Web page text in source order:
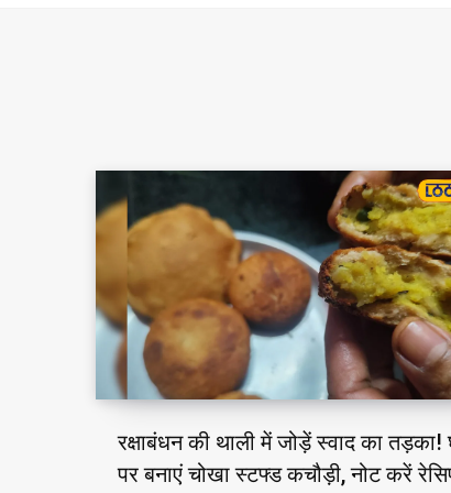
रक्षाबंधन की थाली में जोड़ें स्वाद का तड़का!
पर बनाएं चोखा स्टफ्ड कचौड़ी, नोट करें